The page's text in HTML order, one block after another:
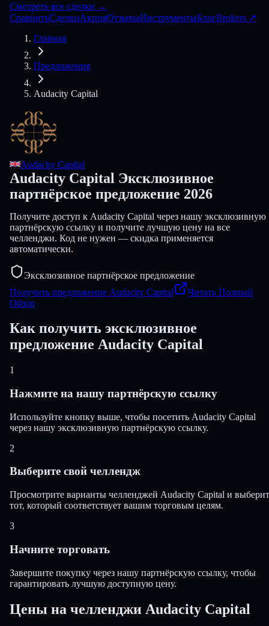
Смотреть все сделки →
СравнитьСделкиАкцияОтзывыИнструментыБлогBrokers ↗
Главная
Предложения
Audacity Capital
Audacity Capital
Audacity Capital Эксклюзивное
партнёрское предложение 2026
Получите доступ к Audacity Capital через нашу эксклюзивную
партнёрскую ссылку и получите лучшую цену на все
челленджи. Код не нужен — скидка применяется
автоматически.
Эксклюзивное партнёрское предложение
Получить предложение Audacity Capital
Читать Полный
Обзор
Как получить эксклюзивное
предложение Audacity Capital
1
Нажмите на нашу партнёрскую ссылку
Используйте кнопку выше, чтобы посетить Audacity Capital
через нашу эксклюзивную партнёрскую ссылку.
2
Выберите свой челлендж
Просмотрите варианты челленджей Audacity Capital и
тот, который соответствует вашим торговым целям.
3
Начните торговать
Завершите покупку через нашу партнёрскую ссылку, чтобы
гарантировать лучшую доступную цену.
Цены на челленджи Audacity Capital